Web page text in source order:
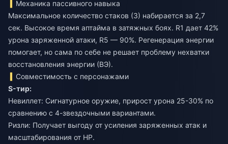
Механика пассивного навыка
Максимальное количество стаков (3) набирается за 2,7
сек. Высокое время аптайма в затяжных боях. R1 дает 42%
урона заряженной атаки, R5 — 90%. Регенерация энергии
помогает, но сама по себе не решает проблему нехватки
восстановления энергии (ВЭ).
Совместимость с персонажами
S-тир:
Невиллет: Сигнатурное оружие, прирост урона 25-30% по
сравнению с 4-звездочными вариантами.
Ризли: Получает выгоду от усиления заряженных атак и
масштабирования от HP.